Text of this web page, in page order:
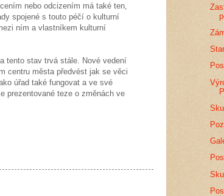
nebo odcizením má také ten,
spojené s touto péčí o kulturní
ním a vlastníkem kulturní
tento stav trvá stále. Nové vedení
centru města předvést jak se věci
úřad také fungovat a ve své
prezentované teze o změnách ve